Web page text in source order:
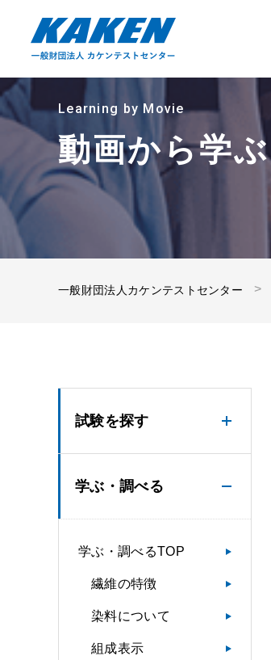
Learning by Movie
動画から学ぶ
一般財団法人カケンテストセンター
試験を探す
学ぶ・調べる
学ぶ・調べるTOP
繊維の特徴
染料について
組成表示